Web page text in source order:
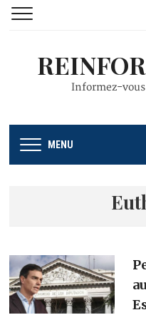
Informez-
MENU